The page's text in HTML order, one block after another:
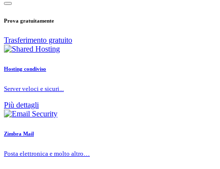
Prova gratuitamente
Trasferimento gratuito
Hosting condiviso
Server veloci e sicuri...
Più dettagli
Zimbra Mail
Posta elettronica e molto altro…